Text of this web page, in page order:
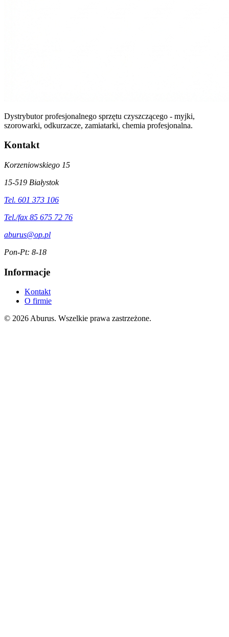
Dystrybutor profesjonalnego sprzętu czyszczącego - myjki,
szorowarki, odkurzacze, zamiatarki, chemia profesjonalna.
Kontakt
Korzeniowskiego 15
15-519 Białystok
Tel. 601 373 106
Tel./fax 85 675 72 76
aburus@op.pl
Pon-Pt: 8-18
Informacje
Kontakt
O firmie
© 2026 Aburus. Wszelkie prawa zastrzeżone.